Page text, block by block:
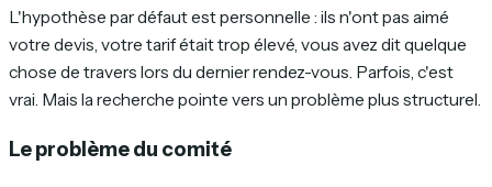
L'hypothèse par défaut est personnelle : ils n'ont pas aimé
votre devis, votre tarif était trop élevé, vous avez dit quelque
chose de travers lors du dernier rendez-vous. Parfois, c'est
vrai. Mais la recherche pointe vers un problème plus structurel.
Le problème du comité